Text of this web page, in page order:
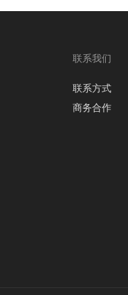
联系我们
联系方式
商务合作